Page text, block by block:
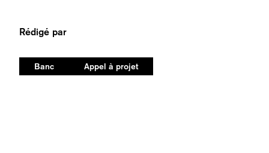
Rédigé par
Banc Appel à projet